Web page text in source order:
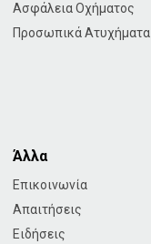
Ασφάλεια Οχήματος
Προσωπικά Ατυχήματα
Άλλα
Επικοινωνία
Απαιτήσεις
Ειδήσεις